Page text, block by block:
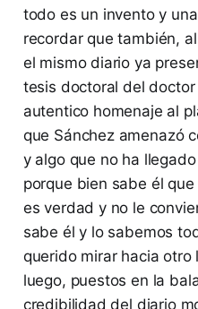
todo es un invento y
recordar que también,
el mismo diario ya
tesis doctoral del doctor
autentico homenaje al
que Sánchez amenazó
y algo que no ha
porque bien sabe él
es verdad y no le
sabe él y lo sabemos
querido mirar hacia otro
luego, puestos en la
credibilidad del diario